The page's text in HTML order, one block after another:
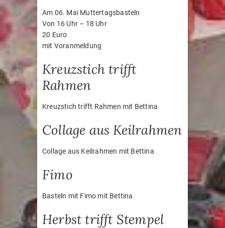
Am 06. Mai Muttertagsbasteln
Von 16 Uhr – 18 Uhr
20 Euro
mit Voranmeldung
Kreuzstich trifft
Rahmen
Kreuzstich trifft Rahmen mit Bettina
Collage aus Keilrahmen
Collage aus Keilrahmen mit Bettina
Fimo
Basteln mit Fimo mit Bettina
Herbst trifft Stempel